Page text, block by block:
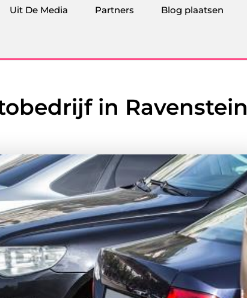
Uit De Media Partners Blog plaatsen
in Ravenstein